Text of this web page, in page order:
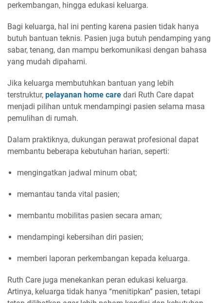
perkembangan, hingga edukasi keluarga.
Bagi keluarga, hal ini penting karena pasien tidak hanya
butuh bantuan teknis. Pasien juga butuh pendamping yang
sabar, tenang, dan mampu berkomunikasi dengan bahasa
yang mudah dipahami.
Jika keluarga membutuhkan bantuan yang lebih
terstruktur, pelayanan home care dari Ruth Care dapat
menjadi pilihan untuk mendampingi pasien selama masa
pemulihan di rumah.
Dalam praktiknya, dukungan perawat profesional dapat
membantu beberapa kebutuhan harian, seperti:
mengingatkan jadwal minum obat;
memantau tanda vital pasien;
membantu mobilitas pasien secara aman;
mendampingi kebersihan diri pasien;
memberi laporan perkembangan kepada keluarga.
Ruth Care juga menekankan peran edukasi keluarga.
Artinya, keluarga tidak hanya “menitipkan” pasien, tetapi